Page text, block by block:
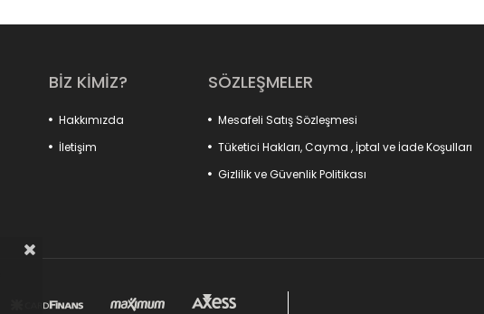
BİZ KİMİZ?
Hakkımızda
İletişim
SÖZLEŞMELER
Mesafeli Satış Sözleşmesi
Tüketici Hakları, Cayma , İptal ve İade Koşulları
Gizlilik ve Güvenlik Politikası